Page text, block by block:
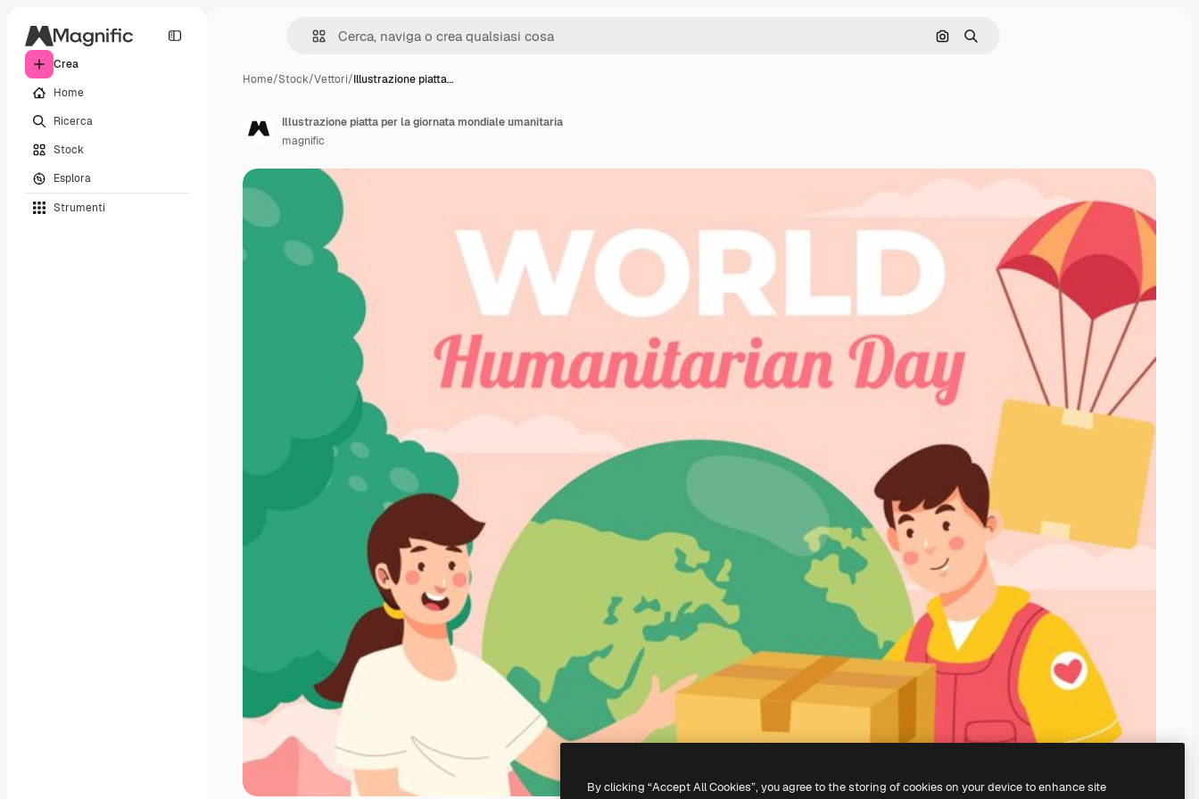
Crea
Home
Ricerca
Stock
Esplora
Strumenti
Cerca per immagine
Ricerca
Home/Stock/Vettori/Illustrazione piatta…
Illustrazione piatta per la giornata mondiale umanitaria
magnific
By clicking “Accept All Cookies”, you agree to the storing of cookies on your device to enhance site